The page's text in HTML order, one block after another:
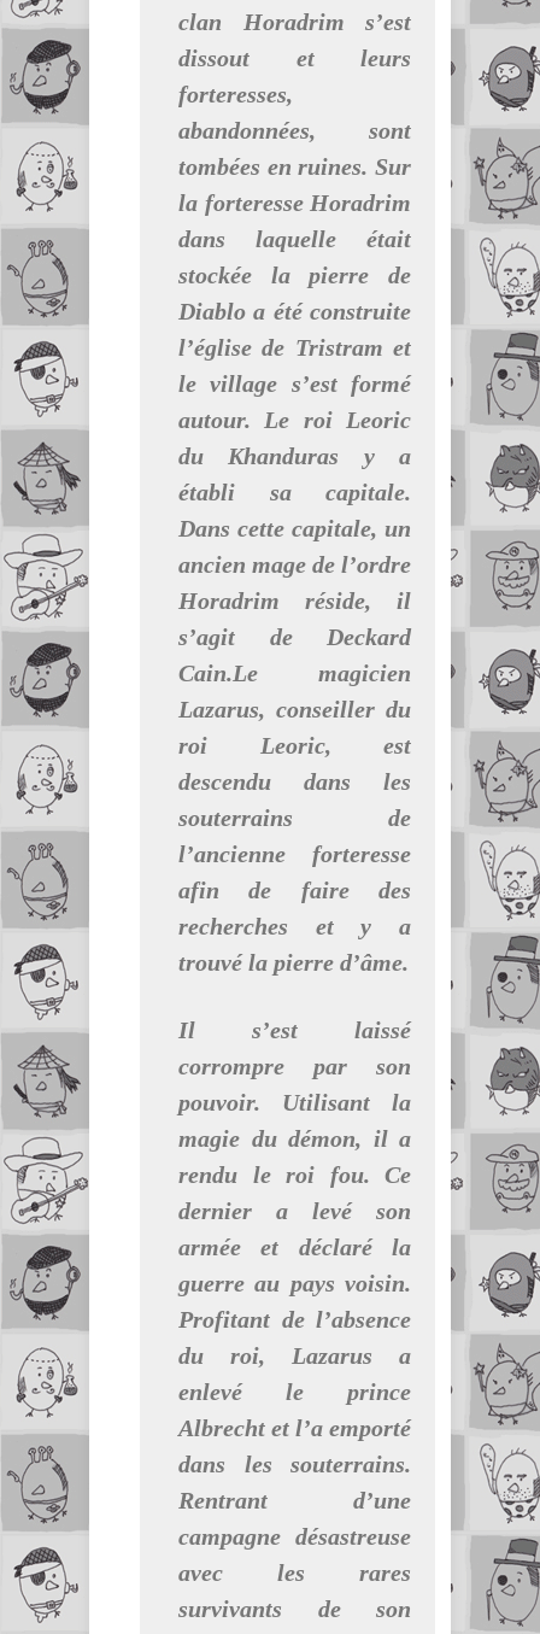
clan Horadrim s’est
dissout et leurs
forteresses,
abandonnées, sont
tombées en ruines. Sur
la forteresse Horadrim
dans laquelle était
stockée la pierre de
Diablo a été construite
l’église de Tristram et
le village s’est formé
autour. Le roi Leoric
du Khanduras y a
établi sa capitale.
Dans cette capitale, un
ancien mage de l’ordre
Horadrim réside, il
s’agit de Deckard
Cain.Le magicien
Lazarus, conseiller du
roi Leoric, est
descendu dans les
souterrains de
l’ancienne forteresse
afin de faire des
recherches et y a
trouvé la pierre d’âme.
Il s’est laissé
corrompre par son
pouvoir. Utilisant la
magie du démon, il a
rendu le roi fou. Ce
dernier a levé son
armée et déclaré la
guerre au pays voisin.
Profitant de l’absence
du roi, Lazarus a
enlevé le prince
Albrecht et l’a emporté
dans les souterrains.
Rentrant d’une
campagne désastreuse
avec les rares
survivants de son